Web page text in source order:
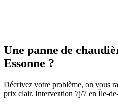
Une panne de
Essonne ?
Décrivez votre problème, on vous
prix clair. Intervention 7j/7 en Île-